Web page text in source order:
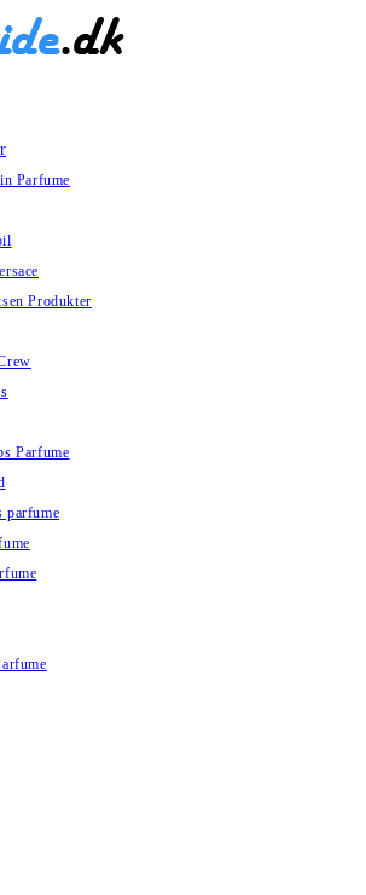
Parfume
Produkter
Parfume
parfume